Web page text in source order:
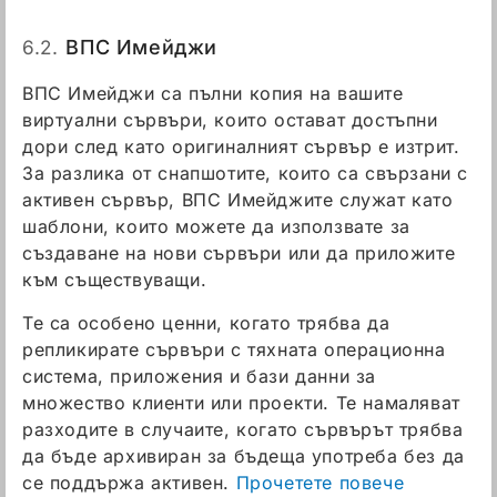
6.2. ВПС Имейджи
ВПС Имейджи са пълни копия на вашите
виртуални сървъри, които остават достъпни
дори след като оригиналният сървър е изтрит.
За разлика от снапшотите, които са свързани с
активен сървър, ВПС Имейджите служат като
шаблони, които можете да използвате за
създаване на нови сървъри или да приложите
към съществуващи.
Те са особено ценни, когато трябва да
репликирате сървъри с тяхната операционна
система, приложения и бази данни за
множество клиенти или проекти. Те намаляват
разходите в случаите, когато сървърът трябва
да бъде архивиран за бъдеща употреба без да
се поддържа активен. Прочетете повече